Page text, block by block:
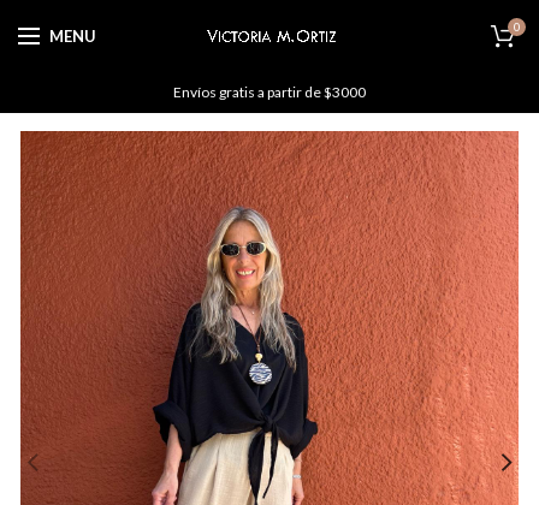
MENU 0
Envíos gratis a partir de $3000